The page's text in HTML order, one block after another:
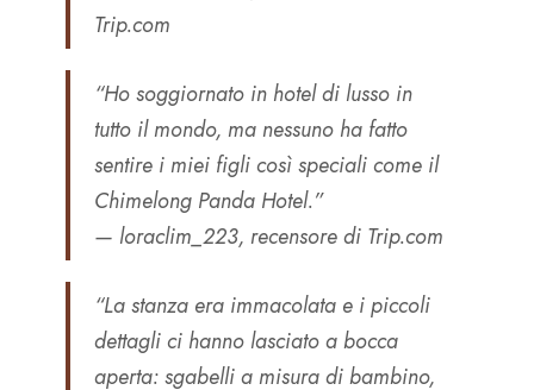
Trip.com
“Ho soggiornato in hotel di lusso in
tutto il mondo, ma nessuno ha fatto
sentire i miei figli così speciali come il
Chimelong Panda Hotel.”
— loraclim_223, recensore di Trip.com
“La stanza era immacolata e i piccoli
dettagli ci hanno lasciato a bocca
aperta: sgabelli a misura di bambino,